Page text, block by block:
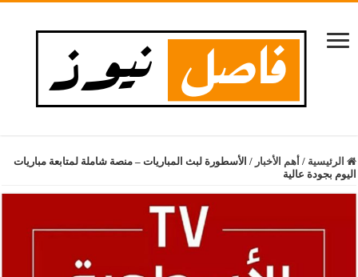
الرئيسية / أهم الأخبار / الأسطورة لبث المباريات – منصة شاملة لمتابعة مباريات
اليوم بجودة عالية